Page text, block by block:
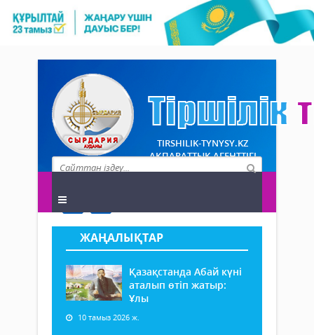
TIRSHILIK-TYNYSY.KZ
АҚПАРАТТЫҚ АГЕНТТІГІ
ЖАҢАЛЫҚТАР
Қазақстанда Абай күні
аталып өтіп жатыр:
Ұлы
10 тамыз 2026 ж.